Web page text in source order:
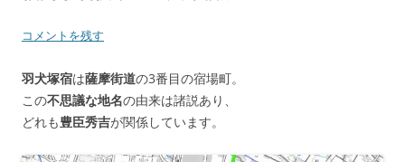
コメントを残す
羽犬塚宿は薩摩街道の3番目の宿場町。
この不思議な地名の由来は諸説あり、
どれも豊臣秀吉が関係しています。